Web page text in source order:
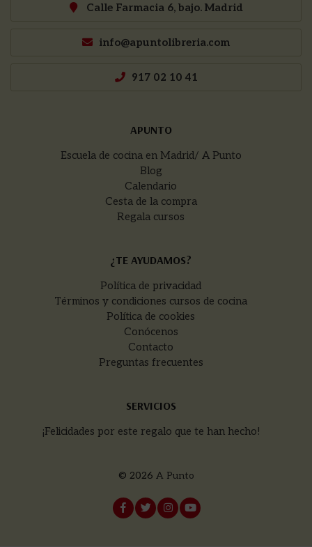
Calle Farmacia 6, bajo. Madrid
info@apuntolibreria.com
917 02 10 41
APUNTO
Escuela de cocina en Madrid/ A Punto
Blog
Calendario
Cesta de la compra
Regala cursos
¿TE AYUDAMOS?
Política de privacidad
Términos y condiciones cursos de cocina
Política de cookies
Conócenos
Contacto
Preguntas frecuentes
SERVICIOS
¡Felicidades por este regalo que te han hecho!
© 2026 A Punto